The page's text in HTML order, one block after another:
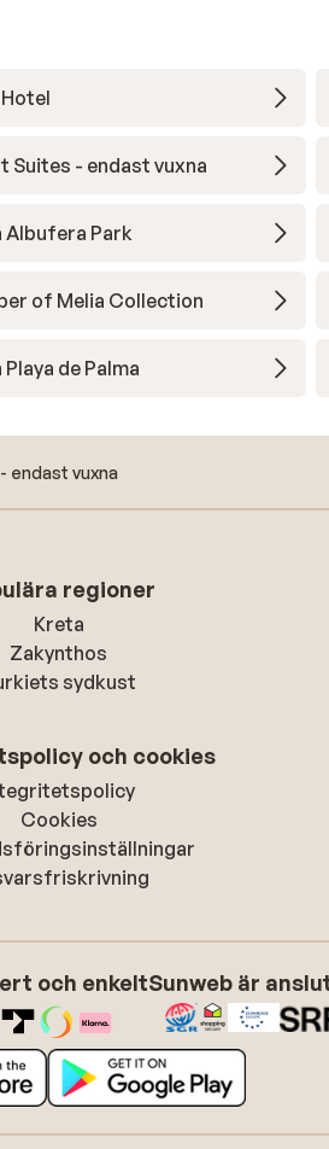
Suites - endast vuxna
Park
of Melia Collection
de Palma
endast vuxna
regioner
Kreta
Zakynthos
sydkust
och cookies
Cookies
och enkeltSunweb är